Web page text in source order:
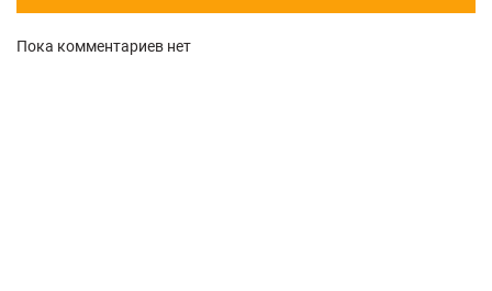
Пока комментариев нет